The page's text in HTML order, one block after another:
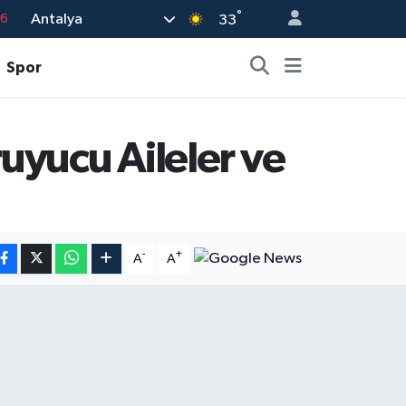
Antalya 33°
Spor
Aileler ve
A- A+